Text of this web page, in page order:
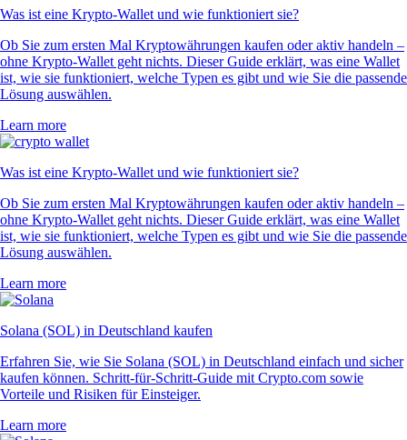
Was ist eine Krypto-Wallet und wie funktioniert sie?
Ob Sie zum ersten Mal Kryptowährungen kaufen oder aktiv handeln –
ohne Krypto-Wallet geht nichts. Dieser Guide erklärt, was eine Wallet
ist, wie sie funktioniert, welche Typen es gibt und wie Sie die passende
Lösung auswählen.
Learn more
Was ist eine Krypto-Wallet und wie funktioniert sie?
Ob Sie zum ersten Mal Kryptowährungen kaufen oder aktiv handeln –
ohne Krypto-Wallet geht nichts. Dieser Guide erklärt, was eine Wallet
ist, wie sie funktioniert, welche Typen es gibt und wie Sie die passende
Lösung auswählen.
Learn more
Solana (SOL) in Deutschland kaufen
Erfahren Sie, wie Sie Solana (SOL) in Deutschland einfach und sicher
kaufen können. Schritt-für-Schritt-Guide mit Crypto.com sowie
Vorteile und Risiken für Einsteiger.
Learn more